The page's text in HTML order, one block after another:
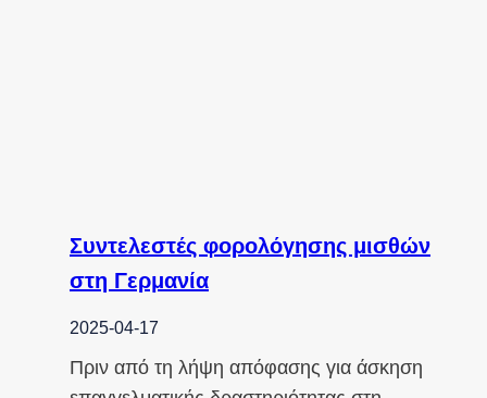
Συντελεστές φορολόγησης μισθών
στη Γερμανία
2025-04-17
Πριν από τη λήψη απόφασης για άσκηση